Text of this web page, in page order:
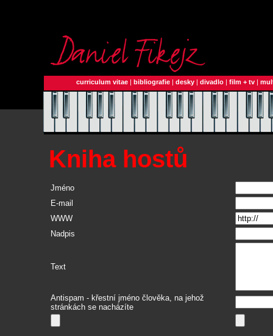
curriculum vitae | bibliografie | desky | divadlo | film + tv |
Kniha hostů
Jméno
E-mail
WWW
Nadpis
Text
Antispam - křestní jméno člověka, na jehož
stránkách se nacházíte